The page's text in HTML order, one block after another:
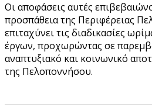
Οι αποφάσεις αυτές
προσπάθεια της Περιφέρειας
επιταχύνει τις διαδικασίες
έργων, προχωρώντας σε
αναπτυξιακό και κοινωνικό
της Πελοποννήσου.